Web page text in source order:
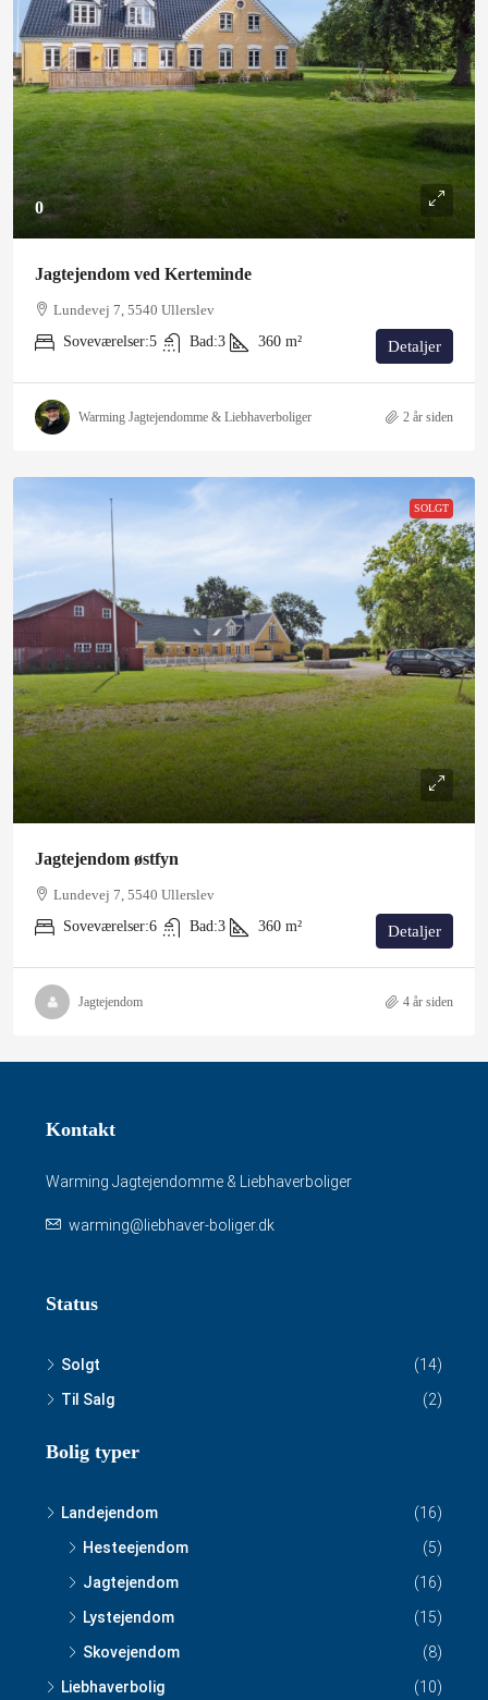
0
Jagtejendom ved Kerteminde
Lundevej 7, 5540 Ullerslev
Soveværelser:5 Bad:3 360 m² Detaljer
Warming Jagtejendomme & Liebhaverboliger 2 år siden
SOLGT
Jagtejendom østfyn
Lundevej 7, 5540 Ullerslev
Soveværelser:6 Bad:3 360 m² Detaljer
Jagtejendom 4 år siden
Kontakt
Warming Jagtejendomme & Liebhaverboliger
warming@liebhaver-boliger.dk
Status
Solgt
(14)
Til Salg
(2)
Bolig typer
Landejendom
(16)
Hesteejendom
(5)
Jagtejendom
(16)
Lystejendom
(15)
Skovejendom
(8)
Liebhaverbolig
(10)